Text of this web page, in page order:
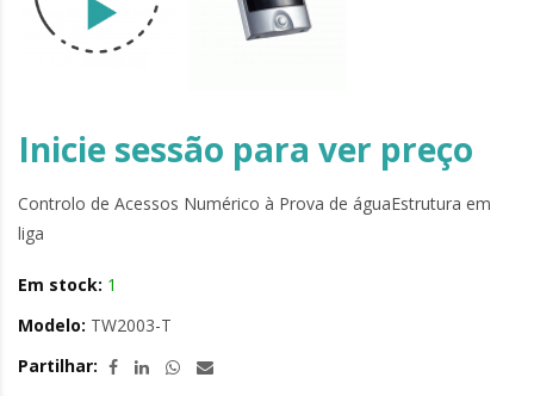
Inicie sessão para ver preço
Controlo de Acessos Numérico à Prova de águaEstrutura em
liga
Em stock: 1
Modelo: TW2003-T
Partilhar: